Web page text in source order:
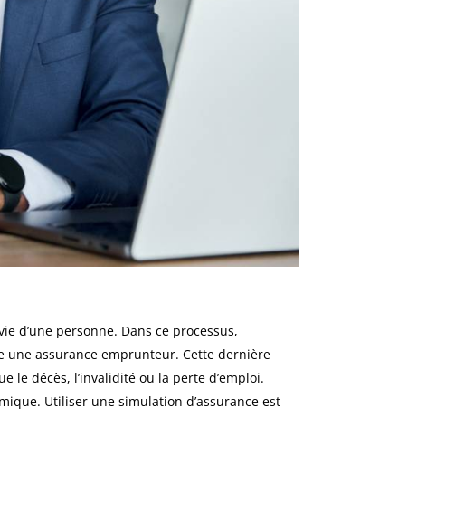
d’une personne. Dans ce processus,
une assurance emprunteur. Cette dernière
le décès, l’invalidité ou la perte d’emploi.
Utiliser une simulation d’assurance est